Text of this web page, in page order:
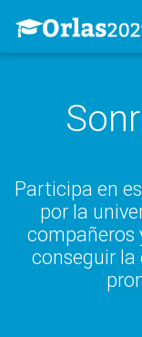
Participa en
por la
compañeros
conseguir